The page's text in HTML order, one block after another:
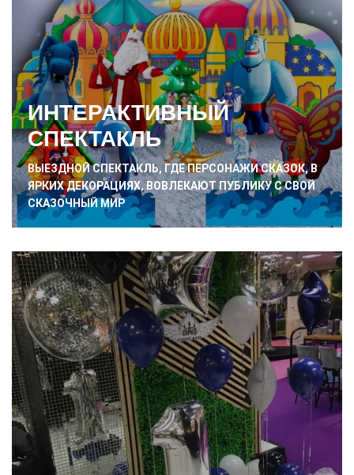
ИНТЕРАКТИВНЫЙ
СПЕКТАКЛЬ
ВЫЕЗДНОЙ СПЕКТАКЛЬ, ГДЕ ПЕРСОНАЖИ СКАЗОК, В
ЯРКИХ ДЕКОРАЦИЯХ, ВОВЛЕКАЮТ ПУБЛИКУ С СВОЙ
СКАЗОЧНЫЙ МИР